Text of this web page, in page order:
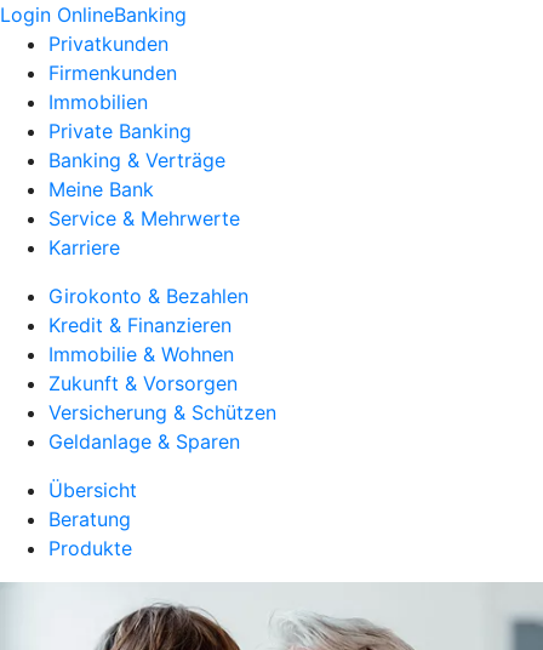
Login OnlineBanking
Privatkunden
Firmenkunden
Immobilien
Private Banking
Banking & Verträge
Meine Bank
Service & Mehrwerte
Karriere
Girokonto & Bezahlen
Kredit & Finanzieren
Immobilie & Wohnen
Zukunft & Vorsorgen
Versicherung & Schützen
Geldanlage & Sparen
Übersicht
Beratung
Produkte